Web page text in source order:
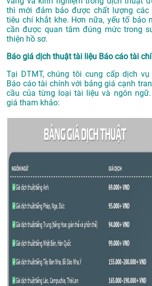
thì mới đảm bảo được chất lượng các
tiêu chí khắt khe. Hơn nữa, yếu tố bảo
cần được quan tâm đúng mức trong
thiện hồ sơ.
Báo giá dịch thuật tài liệu Báo cáo tài
Tại DTMT, chúng tôi cung cấp dịch
Báo cáo tài chính với bảng giá cạnh
cầu của từng loại tài liệu và ngôn
giá tham khảo: